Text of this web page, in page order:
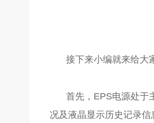
接下来小编就来给大
首先，EPS电源处于
况及液晶显示历史记录